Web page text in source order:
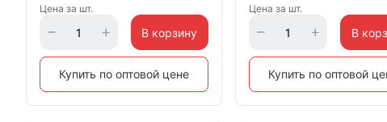
Цена за шт.
В корзину
Купить по оптовой цене
Цена за шт.
В
Купить по оптовой